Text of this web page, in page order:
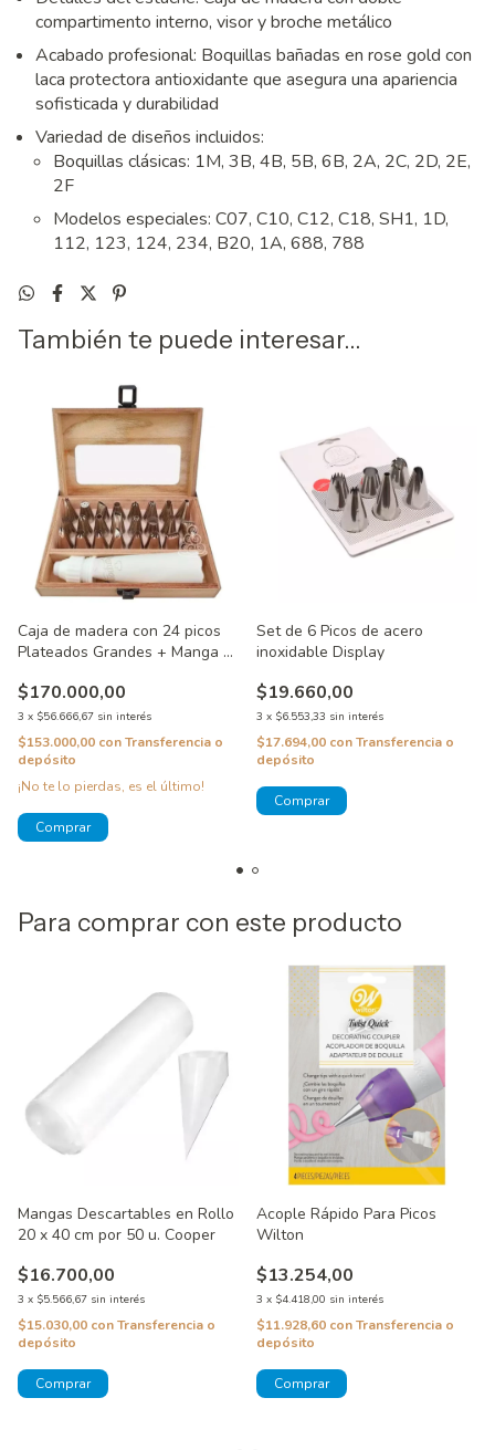
compartimento interno, visor y broche metálico
Acabado profesional: Boquillas bañadas en rose gold con
laca protectora antioxidante que asegura una apariencia
sofisticada y durabilidad
Variedad de diseños incluidos:
Boquillas clásicas: 1M, 3B, 4B, 5B, 6B, 2A, 2C, 2D, 2E,
2F
Modelos especiales: C07, C10, C12, C18, SH1, 1D,
112, 123, 124, 234, B20, 1A, 688, 788
También te puede interesar...
Caja de madera con 24 picos
Plateados Grandes + Manga y
$170.000,00
3 x $56.666,67 sin interés
$153.000,00 conTransferencia o
depósito
¡No te lo pierdas, es el último!
Set de 6 Picos de acero
inoxidable Display
$19.660,00
3 x $6.553,33 sin interés
$17.694,00 conTransferencia o
depósito
Para comprar con este producto
Mangas Descartables en Rollo
20 x 40 cm por 50 u. Cooper
$16.700,00
3 x $5.566,67 sin interés
$15.030,00 conTransferencia o
depósito
Acople Rápido Para Picos
Wilton
$13.254,00
3 x $4.418,00 sin interés
$11.928,60 conTransferencia o
depósito